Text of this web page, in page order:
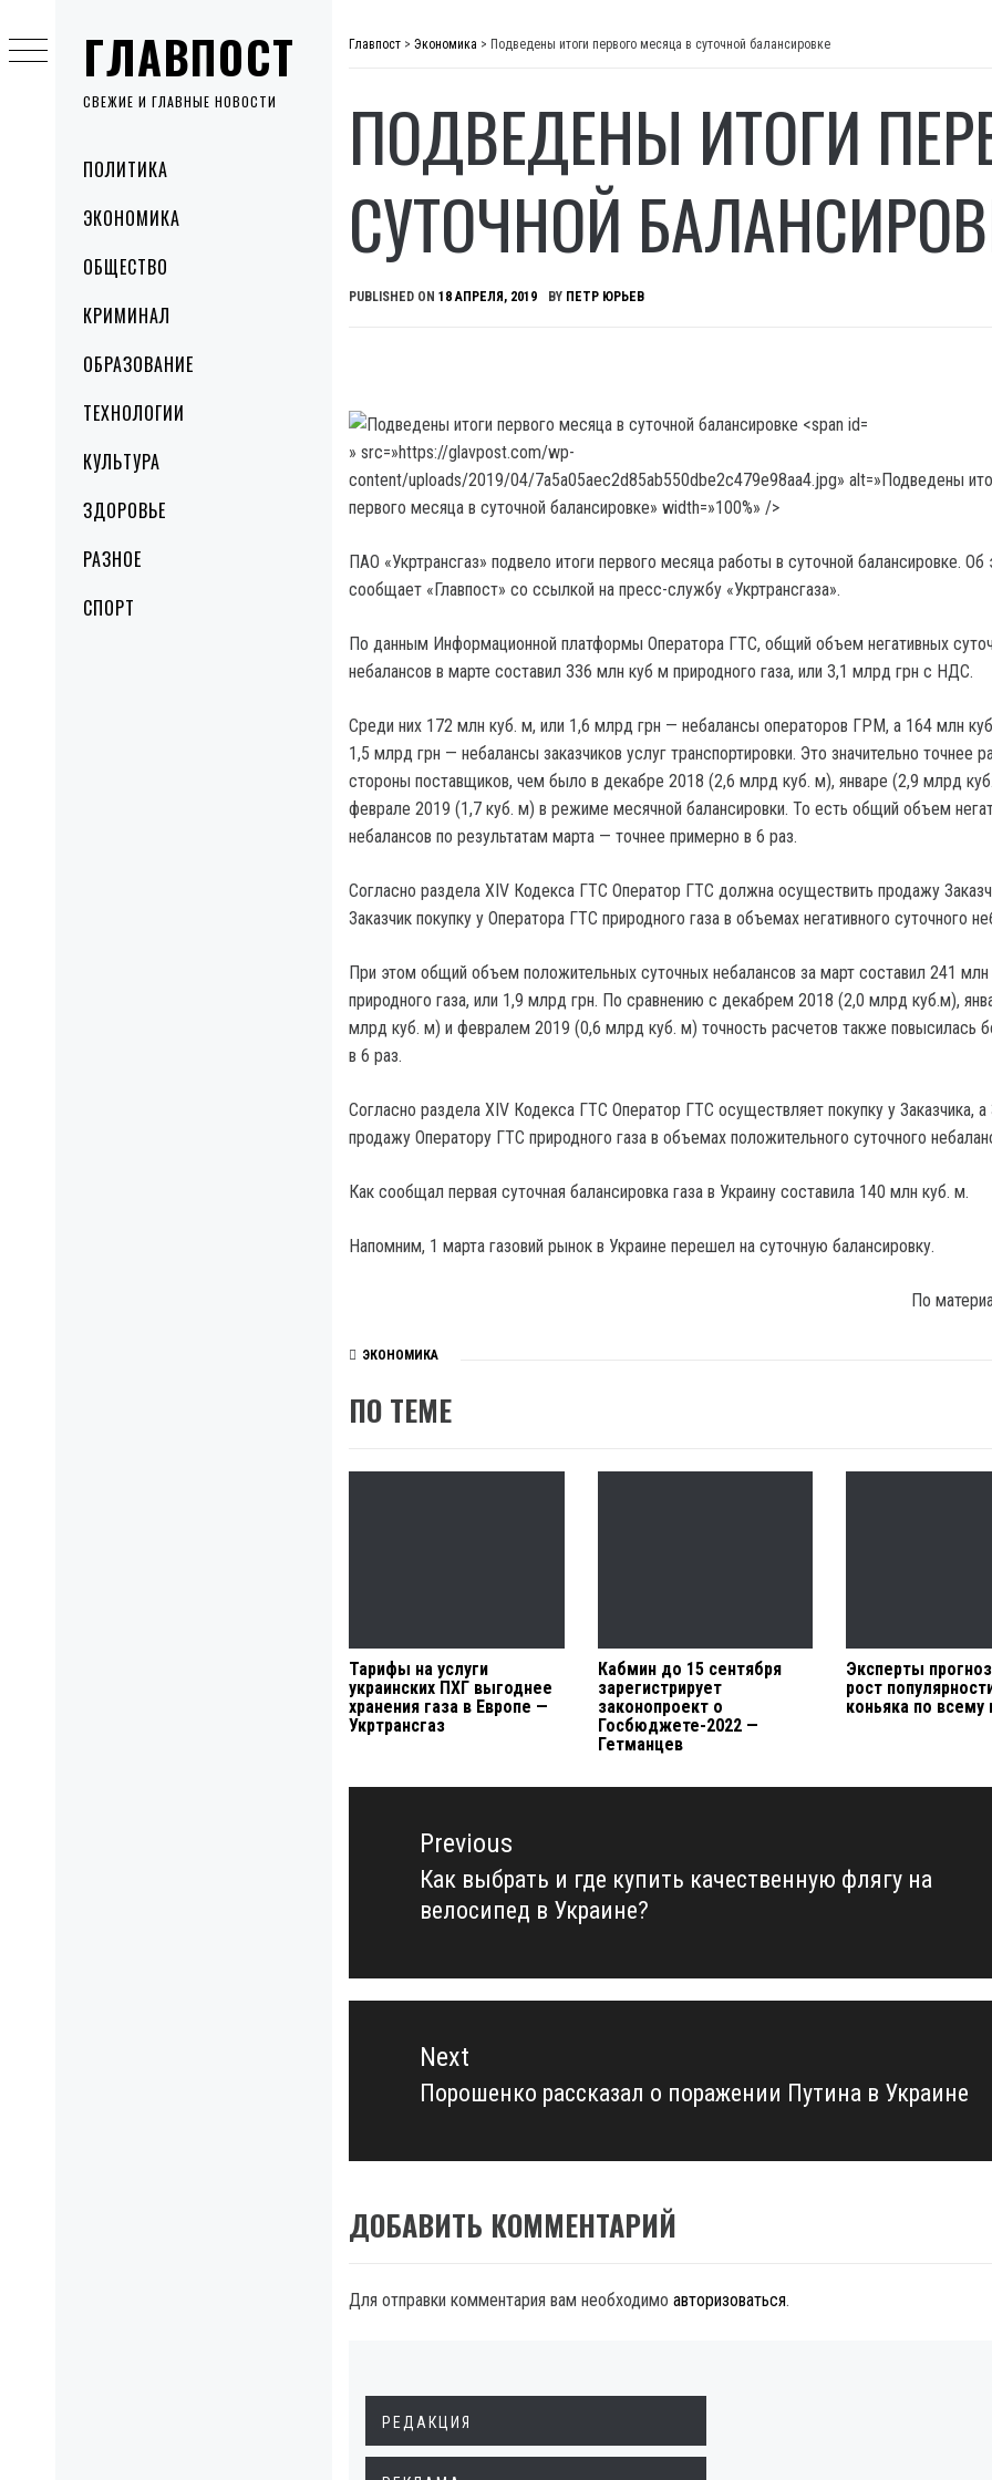
ГЛАВПОСТ
СВЕЖИЕ И ГЛАВНЫЕ НОВОСТИ
MenuПОЛИТИКА
ЭКОНОМИКА
ОБЩЕСТВО
КРИМИНАЛ
ОБРАЗОВАНИЕ
ТЕХНОЛОГИИ
КУЛЬТУРА
ЗДОРОВЬЕ
РАЗНОЕ
СПОРТ
to
content
Главпост > Экономика > Подведены итоги первого месяца в суточной балансировке
ПОДВЕДЕНЫ ИТОГИ
СУТОЧНОЙ
PUBLISHED ON 18 АПРЕЛЯ, 2019 BY ПЕТР ЮРЬЕВ
» src=»https://glavpost.com/wp-
content/uploads/2019/04/7a5a05aec2d85ab550dbe2c479e98aa4.jpg» alt=»Подведены
первого месяца в суточной балансировке» width=»100%» />
ПАО «Укртрансгаз» подвело итоги первого месяца работы в суточной балансировке. Об
сообщает «Главпост» со ссылкой на пресс-службу «Укртрансгаза».
По данным Информационной платформы Оператора ГТС, общий объем негативных
небалансов в марте составил 336 млн куб м природного газа, или 3,1 млрд грн с НДС.
Среди них 172 млн куб. м, или 1,6 млрд грн — небалансы операторов ГРМ, а 164 млн
1,5 млрд грн — небалансы заказчиков услуг транспортировки. Это значительно точнее
стороны поставщиков, чем было в декабре 2018 (2,6 млрд куб. м), январе (2,9 млрд
феврале 2019 (1,7 куб. м) в режиме месячной балансировки. То есть общий объем
небалансов по результатам марта — точнее примерно в 6 раз.
Согласно раздела XIV Кодекса ГТС Оператор ГТС должна осуществить продажу
Заказчик покупку у Оператора ГТС природного газа в объемах негативного суточного
При этом общий объем положительных суточных небалансов за март составил 241 млн
природного газа, или 1,9 млрд грн. По сравнению с декабрем 2018 (2,0 млрд куб.м),
млрд куб. м) и февралем 2019 (0,6 млрд куб. м) точность расчетов также повысилась
в 6 раз.
Согласно раздела XIV Кодекса ГТС Оператор ГТС осуществляет покупку у Заказчика, а
продажу Оператору ГТС природного газа в объемах положительного суточного
Как сообщал первая суточная балансировка газа в Украину составила 140 млн куб. м.
Напомним, 1 марта газовий рынок в Украине перешел на суточную балансировку.
По
ЭКОНОМИКА
ПО ТЕМЕ
Тарифы на услуги
украинских ПХГ выгоднее
хранения газа в Европе —
Укртрансгаз
Кабмин до 15 сентября
зарегистрирует
законопроект о
Госбюджете-2022 —
Гетманцев
Эксперты
рост
коньяка по всему
Навигация
записямPrevious
Previous
post:
Как выбрать и где купить качественную флягу на
велосипед в Украине?
Next
Next
Порошенко рассказал о поражении Путина в Украине
ДОБАВИТЬ КОММЕНТАРИЙ
Для отправки комментария вам необходимо авторизоваться.
РЕДАКЦИЯ